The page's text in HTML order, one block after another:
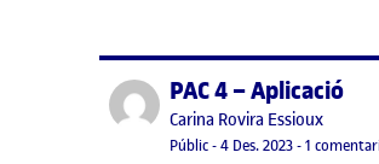
Publicat perPAC 4 – Aplicació
Publicat per
Carina Rovira Essioux
Visibilitat:
Públic-Data de publicació
4 Des. 2023-1